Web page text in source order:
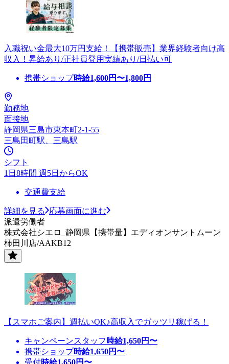
入職祝い金最大10万円支給！【携帯販売】業界経験者向け高
収入！昇給あり/正社員登用実績あり/日払い可
携帯ショップ時給1,600円〜1,800円
勤務地
面接地
静岡県三島市東本町2-1-55
三島田町駅、三島駅
シフト
1日8時間 週5日からOK
交通費支給
詳細を見る
応募画面に進む
派遣労働者
株式会社シエロ_静岡県【携帯量】エディオンサントムーン
柿田川店/AAKB12
【スマホご案内】週払いOK♪高収入でガッツリ稼げる！
キャンペーンスタッフ 時給1,650円〜
携帯ショップ時給1,650円〜
受付時給1,650円〜